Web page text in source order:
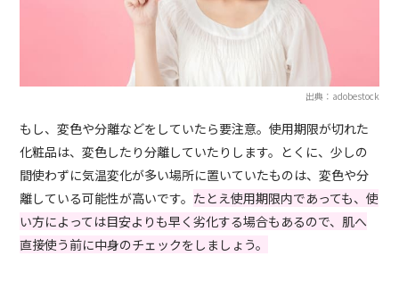
出典：adobestock
もし、変色や分離などをしていたら要注意。使用期限が切れた
化粧品は、変色したり分離していたりします。とくに、少しの
間使わずに気温変化が多い場所に置いていたものは、変色や分
離している可能性が高いです。 たとえ使用期限内であっても、使
い方によっては目安よりも早く劣化する場合もあるので、肌へ
直接使う前に中身のチェックをしましょう。